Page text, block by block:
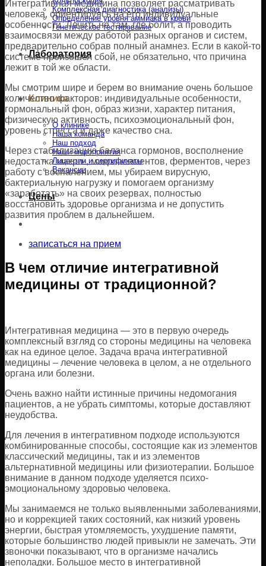
Комплексная диагностика (анализы)
Определение уровня аммиака в крови
Генетическое тестирование
Лаборатория
Клиника
О клинике
Наша команда
Наш подход
Наши мероприятия
Лицензии и сертификаты
Вакансии
Цены
записаться на прием
Интегративная медицина позволяет рассматривать
человека, ориентируясь на его индивидуальные
особенности. Лечить не там, где болит, а проводить
взаимосвязи между работой разных органов и систем,
предварительно собрав полный анамнез. Если в какой-то
системе произошел сбой, не обязательно, что причина
лежит в той же области.
Мы смотрим шире и берем во внимание очень большое
количество факторов: индивидуальные особенности,
гормональный фон, образ жизни, характер питания,
физическую активность, психоэмоциональный фон,
уровень стресса и даже качество сна.
Через стабилизацию баланса гормонов, восполнение
недостатка макро-, микроэлементов, ферментов, через
работу с воспалением, мы убираем вирусную,
бактериальную нагрузку и помогаем организму
«заработать» на своих резервах, полностью
восстановить здоровье организма и не допустить
развития проблем в дальнейшем.
В чем отличие интегративной
медицины от традиционной?
Интегративная медицина — это в первую очередь
комплексный взгляд со стороны медицины на человека
как на единое целое. Задача врача интегративной
медицины – лечение человека в целом, а не отдельного
органа или болезни.
Очень важно найти истинные причины недомогания
пациентов, а не убрать симптомы, которые доставляют
неудобства.
Для лечения в интегративном подходе используются
комбинированные способы, состоящие как из элементов
классический медицины, так и из элементов
альтернативной медицины или физиотерапии. Большое
внимание в данном подходе уделяется психо-
эмоциональному здоровью человека.
Мы занимаемся не только выявленными заболеваниями,
но и коррекцией таких состояний, как низкий уровень
энергии, быстрая утомляемость, ухудшение памяти,
которые большинство людей привыкли не замечать. Эти
звоночки показывают, что в организме начались
неполадки. Большое место в интегративной